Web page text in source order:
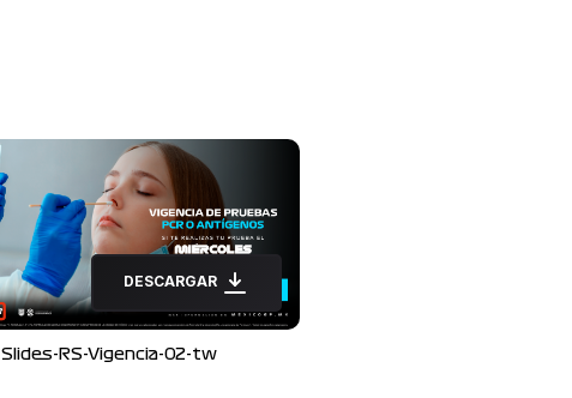
DESCARGAR
Slides-RS-Vigencia-02-tw